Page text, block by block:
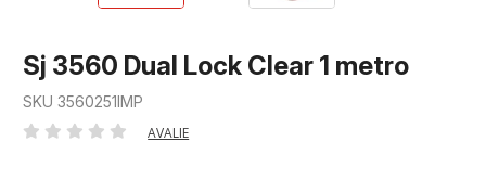
Sj 3560 Dual Lock Clear 1 metro
SKU 3560251IMP
AVALIE